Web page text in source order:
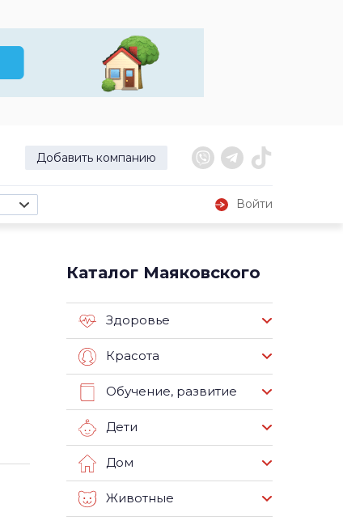
Добавить компанию
Войти
Каталог Маяковского
Здоровье
Красота
Обучение, развитие
Дети
Дом
Животные